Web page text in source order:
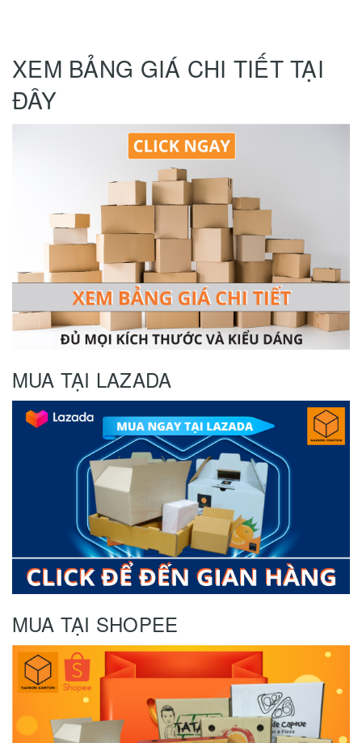
XEM BẢNG GIÁ CHI TIẾT TẠI
ĐÂY
MUA TẠI LAZADA
MUA TẠI SHOPEE